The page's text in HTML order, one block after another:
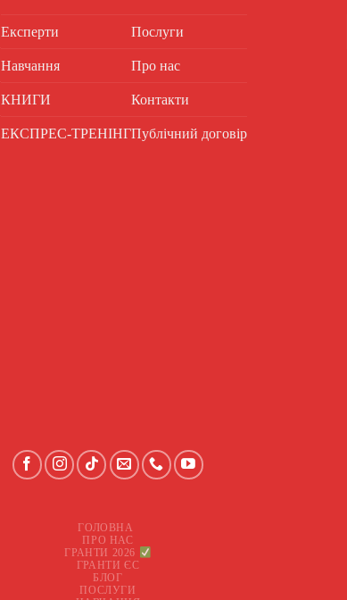
Експерти
Навчання
КНИГИ
ЕКСПРЕС-ТРЕНІНГ
Послуги
Про нас
Контакти
Публічний договір
ГОЛОВНА
ПРО НАС
ГРАНТИ 2026
ГРАНТИ ЄС
БЛОГ
ПОСЛУГИ